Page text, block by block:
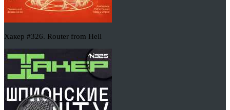
Хакер #326. Router from Hell